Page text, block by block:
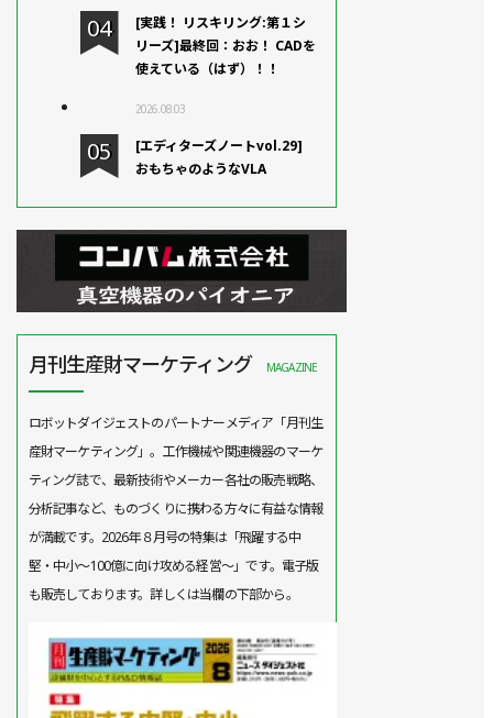
[実践！ リスキリング:第１シ
リーズ]最終回：おお！ CADを
使えている（はず）！！
2026.08.03
[エディターズノートvol.29]
おもちゃのようなVLA
月刊生産財マーケティング MAGAZINE
ロボットダイジェストのパートナーメディア「月刊生
産財マーケティング」。工作機械や関連機器のマーケ
ティング誌で、最新技術やメーカー各社の販売戦略、
分析記事など、ものづくりに携わる方々に有益な情報
が満載です。2026年８月号の特集は「飛躍する中
堅・中小～100億に向け攻める経営～」です。電子版
も販売しております。詳しくは当欄の下部から。